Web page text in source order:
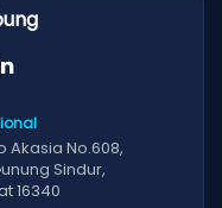
Akasia No.608,
Sindur,
16340